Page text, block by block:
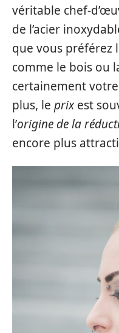
véritable chef-
de l’acier
que vous préférez
comme le bois ou
certainement
plus, le prixest
l’origine de la
encore plus